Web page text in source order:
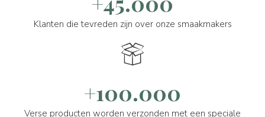
Klanten die tevreden zijn over onze smaakmakers
+100.000
Verse producten worden verzonden met een speciale